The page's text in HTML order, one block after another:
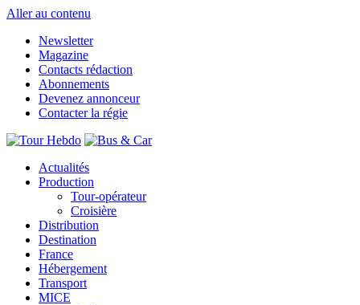
Aller au contenu
Newsletter
Magazine
Contacts rédaction
Abonnements
Devenez annonceur
Contacter la régie
Actualités
Production
Tour-opérateur
Croisière
Distribution
Destination
France
Hébergement
Transport
MICE